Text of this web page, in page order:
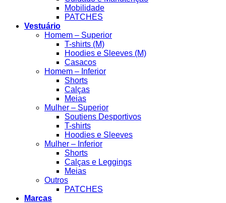
Mobilidade
PATCHES
Vestuário
Homem – Superior
T-shirts (M)
Hoodies e Sleeves (M)
Casacos
Homem – Inferior
Shorts
Calças
Meias
Mulher – Superior
Soutiens Desportivos
T-shirts
Hoodies e Sleeves
Mulher – Inferior
Shorts
Calças e Leggings
Meias
Outros
PATCHES
Marcas